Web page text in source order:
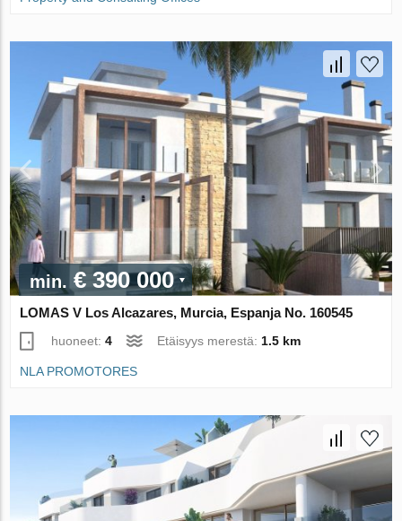
min. € 390 000
LOMAS V Los Alcazares, Murcia, Espanja No. 160545
huoneet:4 Etäisyys merestä: 1.5 km
NLA PROMOTORES